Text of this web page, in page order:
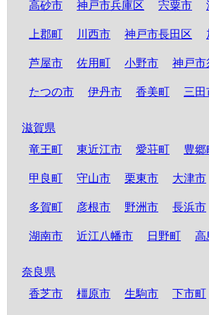
高砂市 神戸市兵庫区 宍粟市
上郡町 川西市 神戸市長田区
芦屋市 佐用町 小野市 神戸市
たつの市 伊丹市 香美町 三田
滋賀県
竜王町
東近江市 愛荘町 豊郷
甲良町 守山市 栗東市 大津市
多賀町 彦根市 野洲市 長浜市
湖南市 近江八幡市 日野町 高
奈良県
香芝市
橿原市 生駒市 下市町